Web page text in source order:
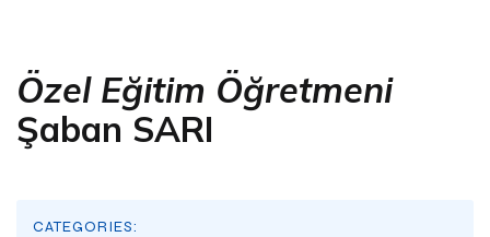
Özel Eğitim Öğretmeni
Şaban SARI
CATEGORIES: